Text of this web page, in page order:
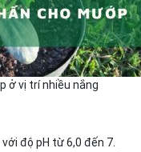
ở vị trí nhiều nắng
độ pH từ 6,0 đến 7.